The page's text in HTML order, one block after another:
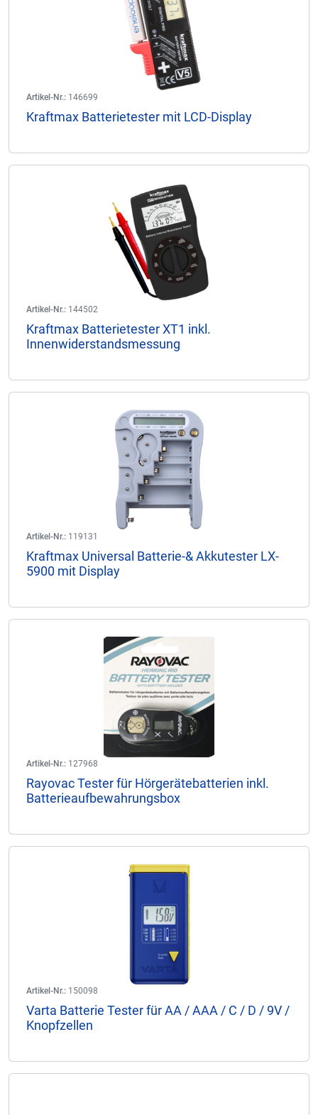
Artikel-Nr.: 146699
Kraftmax Batterietester mit LCD-Display
Artikel-Nr.: 144502
Kraftmax Batterietester XT1 inkl.
Innenwiderstandsmessung
Artikel-Nr.: 119131
Kraftmax Universal Batterie-& Akkutester LX-
5900 mit Display
Artikel-Nr.: 127968
Rayovac Tester für Hörgerätebatterien inkl.
Batterieaufbewahrungsbox
Artikel-Nr.: 150098
Varta Batterie Tester für AA / AAA / C / D / 9V /
Knopfzellen